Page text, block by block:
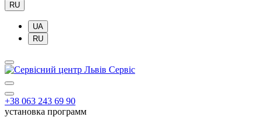
RU
UA
RU
+38 063 243 69 90
установка программ